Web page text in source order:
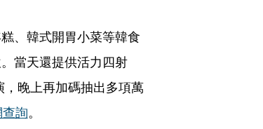
、韓式開胃小菜等韓食
當天還提供活力四射
，晚上再加碼抽出多項萬
詢。